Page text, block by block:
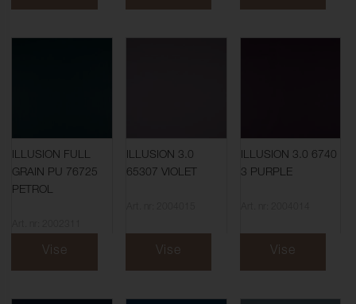
ILLUSION FULL
GRAIN PU 76725
PETROL
Vise
ILLUSION 3.0
65307 VIOLET
Vise
ILLUSION 3.0 6740
3 PURPLE
Vise